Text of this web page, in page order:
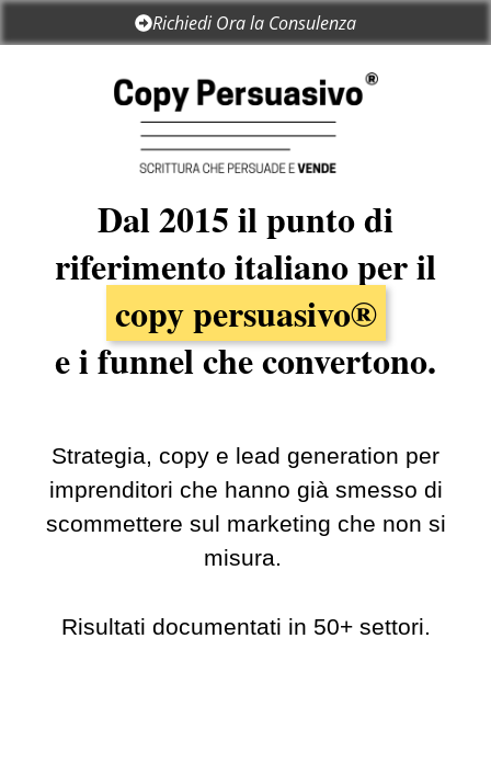
Richiedi Ora la Consulenza
Dal 2015 il punto di
riferimento italiano per il
copy persuasivo®
e i funnel che convertono.
Strategia, copy e lead generation per
imprenditori che hanno già smesso di
scommettere sul marketing che non si
misura.
Risultati documentati in 50+ settori.